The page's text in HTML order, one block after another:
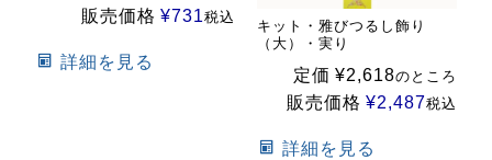
販売価格 ¥731税込
詳細を見る
キット・雅びつるし飾り
（大）・実り
定価 ¥2,618のところ
販売価格 ¥2,487税込
詳細を見る